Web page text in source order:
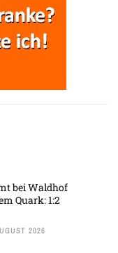
bei Waldhof
Quark: 1:2
2026